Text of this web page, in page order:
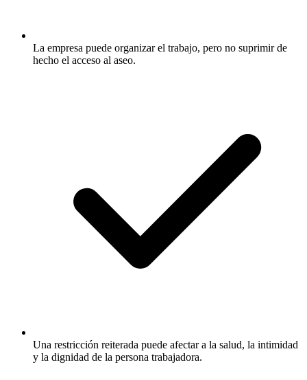
La empresa puede organizar el trabajo, pero no suprimir de
hecho el acceso al aseo.
Una restricción reiterada puede afectar a la salud, la intimidad
y la dignidad de la persona trabajadora.